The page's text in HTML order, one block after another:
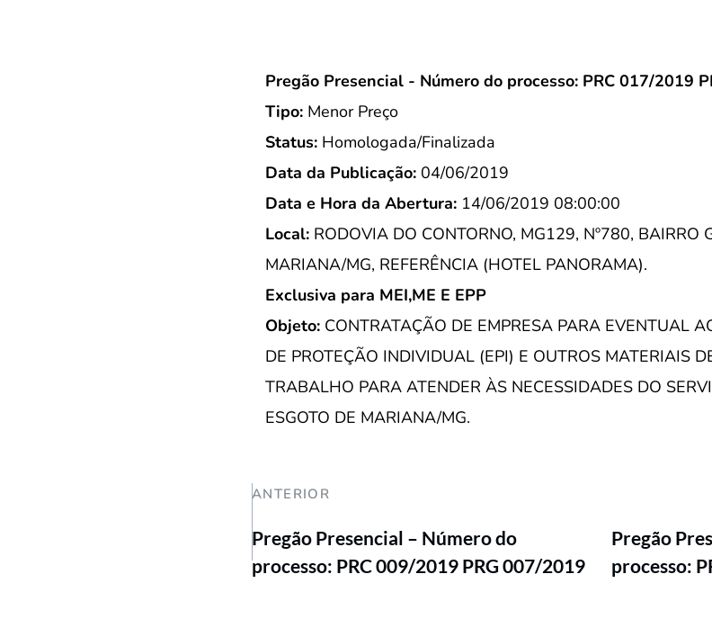
Pregão Presencial - Número do processo: PRC 017/2019
Tipo: Menor Preço
Status: Homologada/Finalizada
Data da Publicação: 04/06/2019
Data e Hora da Abertura: 14/06/2019 08:00:00
Local: RODOVIA DO CONTORNO, MG129, Nº780, BAIRRO
MARIANA/MG, REFERÊNCIA (HOTEL PANORAMA).
Exclusiva para MEI,ME E EPP
Objeto: CONTRATAÇÃO DE EMPRESA PARA EVENTUAL
DE PROTEÇÃO INDIVIDUAL (EPI) E OUTROS MATERIAIS
TRABALHO PARA ATENDER ÀS NECESSIDADES DO
ESGOTO DE MARIANA/MG.
ANTERIOR
Pregão Presencial – Número do
processo: PRC 009/2019 PRG 007/2019
Pregão
processo: